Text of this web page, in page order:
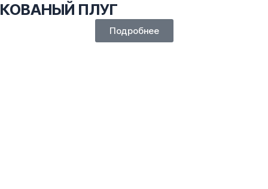
КОВАНЫЙ ПЛУГ
Подробнее